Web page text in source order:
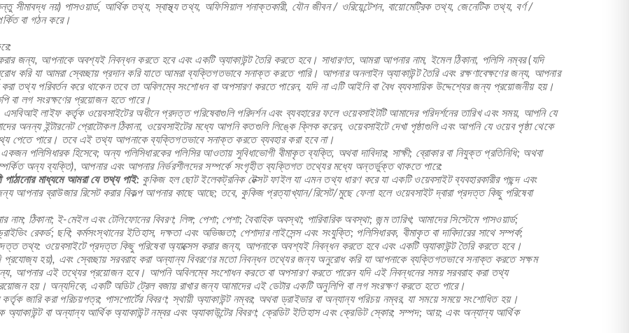
নয়) পাসওয়ার্ড, আর্থিক তথ্য, স্বাস্থ্য তথ্য, অফিসিয়াল শনাক্তকারী, যৌন জীবন / ওরিয়েন্টেশন, বায়োমেট্রিক তথ্য, জেনেটিক তথ্য, বর্ণ /
বা গঠন করে।
জন্য, আপনাকে অবশ্যই নিবন্ধন করতে হবে এবং একটি অ্যাকাউন্ট তৈরি করতে হবে। সাধারণত, আমরা আপনার নাম, ইমেল ঠিকানা, পলিসি নম্বর (যদি
করি যা আমরা স্বেচ্ছায় প্রদান করি যাতে আমরা ব্যক্তিগতভাবে সনাক্ত করতে পারি। আপনার অনলাইন অ্যাকাউন্ট তৈরি এবং রক্ষণাবেক্ষণের জন্য, আপনার
তথ্য পরিবর্তন করে থাকেন তবে তা অবিলম্বে সংশোধন বা অপসারণ করতে পারেন, যদি না এটি আইনি বা বৈধ ব্যবসায়িক উদ্দেশ্যের জন্য প্রয়োজনীয় হয়।
বা লগ সংরক্ষণের প্রয়োজন হতে পারে।
এসবিআই লাইফ কর্তৃক ওয়েবসাইটের অধীনে প্রদত্ত পরিষেবাগুলি পরিদর্শন এবং ব্যবহারের ফলে ওয়েবসাইটটি আমাদের পরিদর্শনের তারিখ এবং সময়, আপনি যে
অনন্য ইন্টারনেট প্রোটোকল ঠিকানা, ওয়েবসাইটের মধ্যে আপনি কতগুলি লিঙ্কে ক্লিক করেন, ওয়েবসাইটে দেখা পৃষ্ঠাগুলি এবং আপনি যে ওয়েব পৃষ্ঠা থেকে
পেতে পারে। তবে এই তথ্য আপনাকে ব্যক্তিগতভাবে সনাক্ত করতে ব্যবহার করা হবে না।
পলিসিধারক হিসেবে; অন্য পলিসিধারকের পলিসির আওতায় সুবিধাভোগী বীমাকৃত ব্যক্তি, অথবা দাবিদার; সাক্ষী; ব্রোকার বা নিযুক্ত প্রতিনিধি; অথবা
অন্য ব্যক্তি), আপনার এবং আপনার নির্ভরশীলদের সম্পর্কে সংগৃহীত ব্যক্তিগত তথ্যের মধ্যে অন্তর্ভুক্ত থাকতে পারে:
পাঠানোর মাধ্যমে আমরা যে তথ্য পাই: কুকিজ হল ছোট ইলেকট্রনিক টেক্সট ফাইল যা এমন তথ্য ধারণ করে যা একটি ওয়েবসাইট ব্যবহারকারীর পছন্দ এবং
আপনার ব্রাউজার রিসেট করার বিকল্প আপনার কাছে আছে; তবে, কুকিজ প্রত্যাখ্যান/রিসেট/মুছে ফেলা হলে ওয়েবসাইট দ্বারা প্রদত্ত কিছু পরিষেবা
নাম; ঠিকানা; ই-মেইল এবং টেলিফোনের বিবরণ; লিঙ্গ; পেশা; পেশা; বৈবাহিক অবস্থা; পারিবারিক অবস্থা; জন্ম তারিখ; আমাদের সিস্টেমে পাসওয়ার্ড;
রেকর্ড; ছবি; কর্মসংস্থানের ইতিহাস, দক্ষতা এবং অভিজ্ঞতা; পেশাদার লাইসেন্স এবং সংযুক্তি; পলিসিধারক, বীমাকৃত বা দাবিদারের সাথে সম্পর্ক;
তথ্য: ওয়েবসাইটে প্রদত্ত কিছু পরিষেবা অ্যাক্সেস করার জন্য, আপনাকে অবশ্যই নিবন্ধন করতে হবে এবং একটি অ্যাকাউন্ট তৈরি করতে হবে।
প্রযোজ্য হয়), এবং স্বেচ্ছায় সরবরাহ করা অন্যান্য বিবরণের মতো নিবন্ধন তথ্যের জন্য অনুরোধ করি যা আপনাকে ব্যক্তিগতভাবে সনাক্ত করতে সক্ষম
আপনার এই তথ্যের প্রয়োজন হবে। আপনি অবিলম্বে সংশোধন করতে বা অপসারণ করতে পারেন যদি এই নিবন্ধনের সময় সরবরাহ করা তথ্য
প্রয়োজন হয়। অন্যদিকে, একটি অডিট ট্রেল বজায় রাখার জন্য আমাদের এই ডেটার একটি অনুলিপি বা লগ সংরক্ষণ করতে হতে পারে।
কর্তৃক জারি করা পরিচয়পত্র; পাসপোর্টের বিবরণ; স্থায়ী অ্যাকাউন্ট নম্বর; অথবা ড্রাইভার বা অন্যান্য পরিচয় নম্বর, যা সময়ে সময়ে সংশোধিত হয়।
অ্যাকাউন্ট বা অন্যান্য আর্থিক অ্যাকাউন্ট নম্বর এবং অ্যাকাউন্টের বিবরণ; ক্রেডিট ইতিহাস এবং ক্রেডিট স্কোর; সম্পদ; আয়; এবং অন্যান্য আর্থিক